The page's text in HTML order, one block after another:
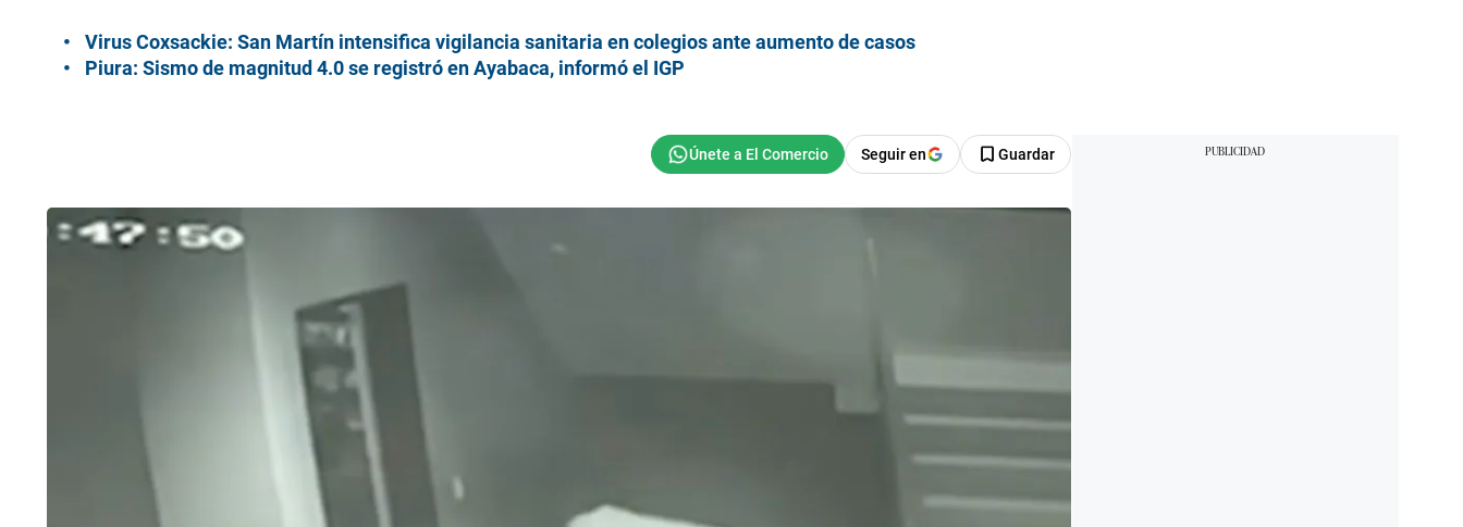
Virus Coxsackie: San Martín intensifica vigilancia sanitaria en colegios ante aumento de casos
Piura: Sismo de magnitud 4.0 se registró en Ayabaca, informó el IGP
Seguir en Guardar